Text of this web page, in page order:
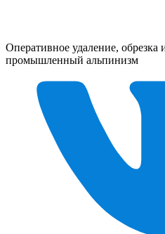
Оперативное удаление, обрезка
промышленный альпинизм